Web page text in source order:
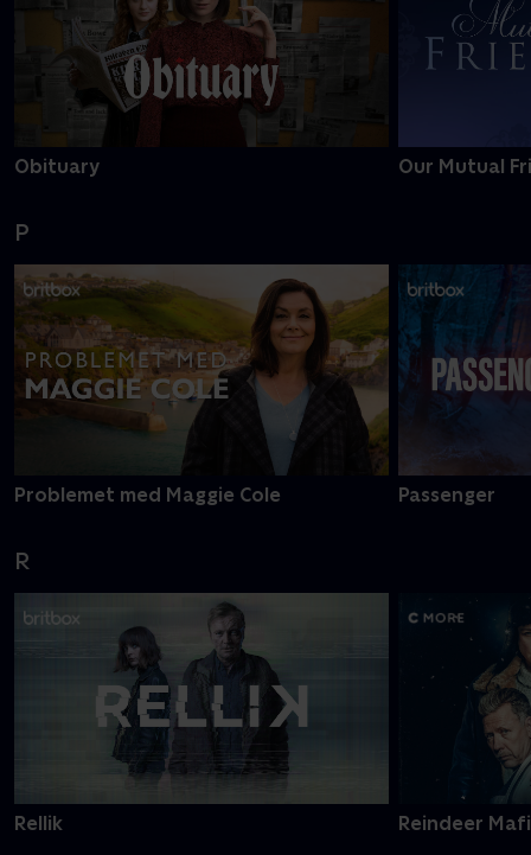
Obituary Our Mutual
P
Problemet med Maggie Cole Passenger
R
Rellik Reindeer